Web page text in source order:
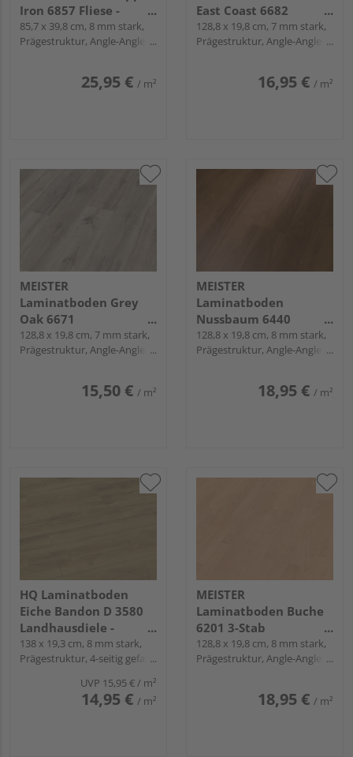
Iron 6857 Fliese -
MeisterDesign.
laminate LB 150
85,7 x 39,8 cm, 8 mm stark,
Prägestruktur, Angle-Angle /
25,95 € / m²
East Coast 6682
Landhausdiele -
MeisterDesign.
128,8 x 19,8 cm, 7 mm stark,
Prägestruktur, Angle-Angle /
16,95 € / m²
MEISTER
Laminatboden Grey
Oak 6671
Landhausdiele -
MeisterDesign.
128,8 x 19,8 cm, 7 mm stark,
Prägestruktur, Angle-Angle /
15,50 € / m²
MEISTER
Laminatboden
Nussbaum 6440
Landhausdiele -
MeisterDesign.
128,8 x 19,8 cm, 8 mm stark,
Prägestruktur, Angle-Angle /
18,95 € / m²
HQ Laminatboden
Eiche Bandon D 3580
Landhausdiele -
Premium 31
138 x 19,3 cm, 8 mm stark,
Prägestruktur, 4-seitig gefast,
UVP 15,95 €/ m²
14,95 € / m²
MEISTER
Laminatboden Buche
6201 3-Stab
Schiffsboden -
MeisterDesign.
128,8 x 19,8 cm, 8 mm stark,
Prägestruktur, Angle-Angle /
18,95 € / m²